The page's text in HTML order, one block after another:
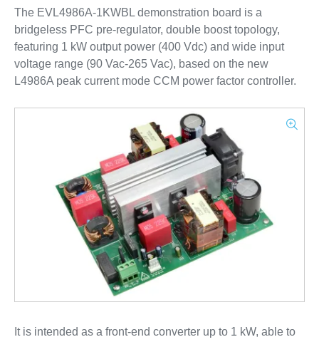
The EVL4986A-1KWBL demonstration board is a
bridgeless PFC pre-regulator, double boost topology,
featuring 1 kW output power (400 Vdc) and wide input
voltage range (90 Vac-265 Vac), based on the new
L4986A peak current mode CCM power factor controller.
It is intended as a front-end converter up to 1 kW, able to